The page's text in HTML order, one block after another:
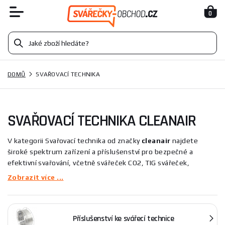
0
DOMŮ SVAŘOVACÍ TECHNIKA
SVAŘOVACÍ TECHNIKA CLEANAIR
V kategorii Svařovací technika od značky cleanair najdete
široké spektrum zařízení a příslušenství pro bezpečné a
efektivní svařování, včetně svářeček CO2, TIG svářeček,
filtračně-ventilačních jednotek a ochranných pomůcek jako
UniMask. Produkty slouží k ochraně dýchání, zraku a obličeje a
ke zlepšení pracovního komfortu pro profesionály i domácí
kutily.
Zobrazit více ...
Příslušenství ke svářecí technice